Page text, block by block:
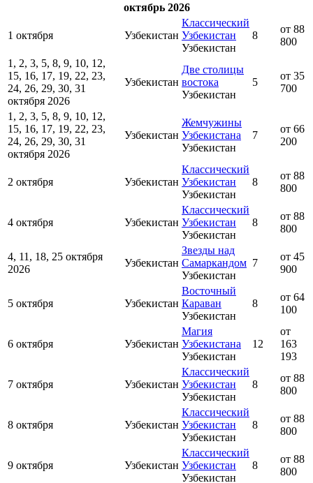
октябрь 2026
1 октября Узбекистан
Классический
Узбекистан
Узбекистан
8
от 88
800
1, 2, 3, 5, 8, 9, 10, 12,
15, 16, 17, 19, 22, 23,
24, 26, 29, 30, 31
октября 2026
Узбекистан
Две столицы
востока
Узбекистан
5
от 35
700
1, 2, 3, 5, 8, 9, 10, 12,
15, 16, 17, 19, 22, 23,
24, 26, 29, 30, 31
октября 2026
Узбекистан
Жемчужины
Узбекистана
Узбекистан
7
от 66
200
2 октября Узбекистан
Классический
Узбекистан
Узбекистан
8
от 88
800
4 октября Узбекистан
Классический
Узбекистан
Узбекистан
8
от 88
800
4, 11, 18, 25 октября
2026
Узбекистан
Звезды над
Самаркандом
Узбекистан
7
от 45
900
5 октября Узбекистан
Восточный
Караван
Узбекистан
8
от 64
100
6 октября Узбекистан
Магия
Узбекистана
Узбекистан
12
от
163
193
7 октября Узбекистан
Классический
Узбекистан
Узбекистан
8
от 88
800
8 октября Узбекистан
Классический
Узбекистан
Узбекистан
8
от 88
800
9 октября Узбекистан
Классический
Узбекистан
Узбекистан
8
от 88
800